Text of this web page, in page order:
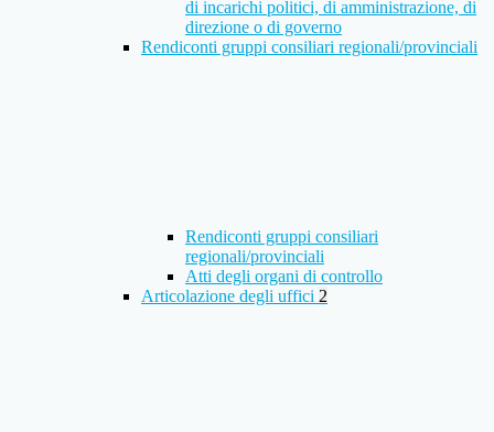
di incarichi politici, di amministrazione, di
direzione o di governo
Rendiconti gruppi consiliari regionali/provinciali
Rendiconti gruppi consiliari
regionali/provinciali
Atti degli organi di controllo
Articolazione degli uffici 2